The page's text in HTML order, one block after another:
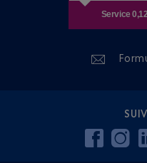
Service